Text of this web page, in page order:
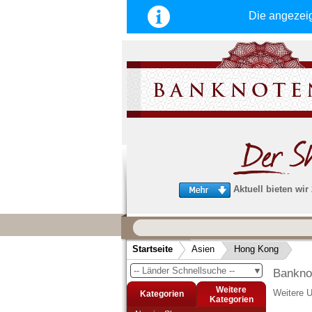
Die
Aktuell bieten wir
schnellen, sicheren und
Service
Schneller und sicherer Versand-
Bestellungen werktags bis 14:00 Uhr,
noch am selben Tag verschickt
(Versand mit DHL oder Deutsche Post)
Startseite Asien Hong Kong
▼
-- Länder Schnellsuche --
Kategorien
Weitere
Kategorien
Weitere